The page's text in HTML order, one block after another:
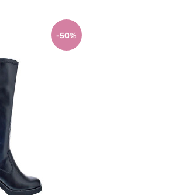
-50%